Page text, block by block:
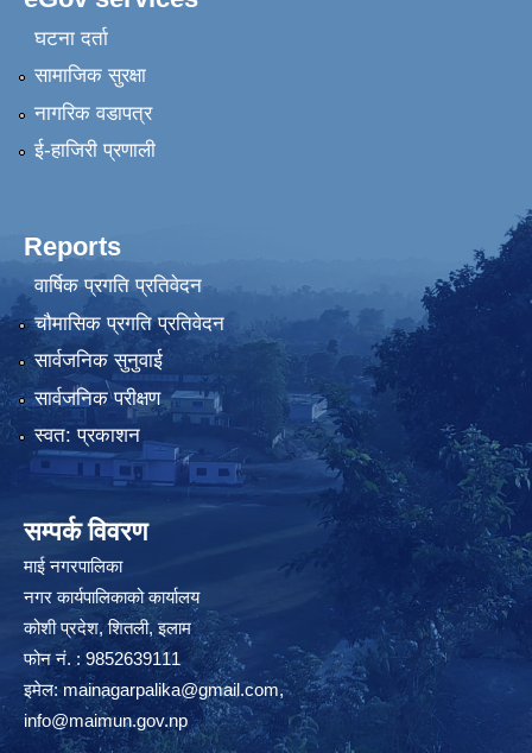
घटना दर्ता
सामाजिक सुरक्षा
नागरिक वडापत्र
ई-हाजिरी प्रणाली
Reports
वार्षिक प्रगति प्रतिवेदन
चौमासिक प्रगति प्रतिवेदन
सार्वजनिक सुनुवाई
सार्वजनिक परीक्षण
स्वत: प्रकाशन
सम्पर्क विवरण
माई नगरपालिका
नगर कार्यपालिकाको कार्यालय
कोशी प्रदेश, शितली, इलाम
फोन नं. : 9852639111
इमेल:mainagarpalika@gmail.com,
info@maimun.gov.np